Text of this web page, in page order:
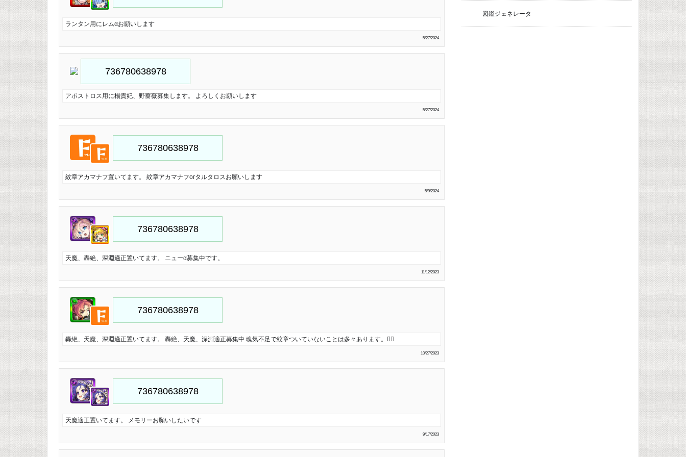
ランタン用にレムαお願いします
5/27/2024
アポストロス用に楊貴妃、野薔薇募集します。 よろしくお願いします
5/27/2024
紋章アカマナフ置いてます。 紋章アカマナフorタルタロスお願いします
5/9/2024
天魔、轟絶、深淵適正置いてます。 ニューα募集中です。
11/12/2023
轟絶、天魔、深淵適正置いてます。 轟絶、天魔、深淵適正募集中 魂気不足で紋章ついていないことは多々あります。🙇‍♀️
10/27/2023
天魔適正置いてます。 メモリーお願いしたいです
9/17/2023
図鑑ジェネレータ